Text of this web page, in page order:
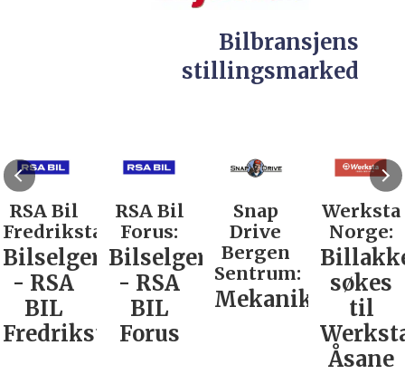
Bilbransjens
stillingsmarked
RSA Bil
Fredrikstad:
Bilselger
- RSA
BIL
Fredrikstad
RSA Bil
Forus:
Bilselger
- RSA
BIL
Forus
Snap
Drive
Bergen
Sentrum:
Mekaniker
Werksta
Norge:
søkes
til
Åsane